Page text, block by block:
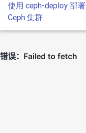
使用 ceph-deploy 部署
Ceph 集群